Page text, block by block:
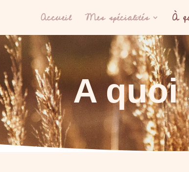
Accueil Mes spécialités À
A quoi